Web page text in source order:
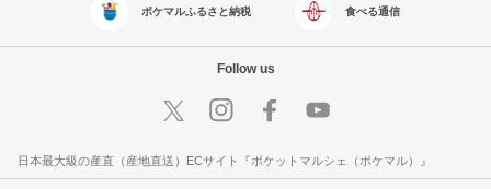
ポケマルふるさと納税 食べる通信
Follow us
日本最大級の産直（産地直送）ECサイト『ポケットマルシェ（ポケマル）』